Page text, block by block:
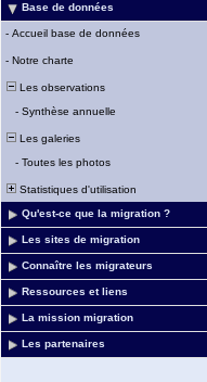
Base de données
- Accueil base de données
- Notre charte
Les observations
- Synthèse annuelle
Les galeries
- Toutes les photos
Statistiques d'utilisation
Qu'est-ce que la migration ?
Les sites de migration
Connaître les migrateurs
Ressources et liens
La mission migration
Les partenaires